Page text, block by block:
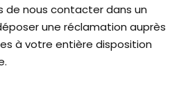
de nous contacter dans un
une réclamation auprès
à votre entière disposition